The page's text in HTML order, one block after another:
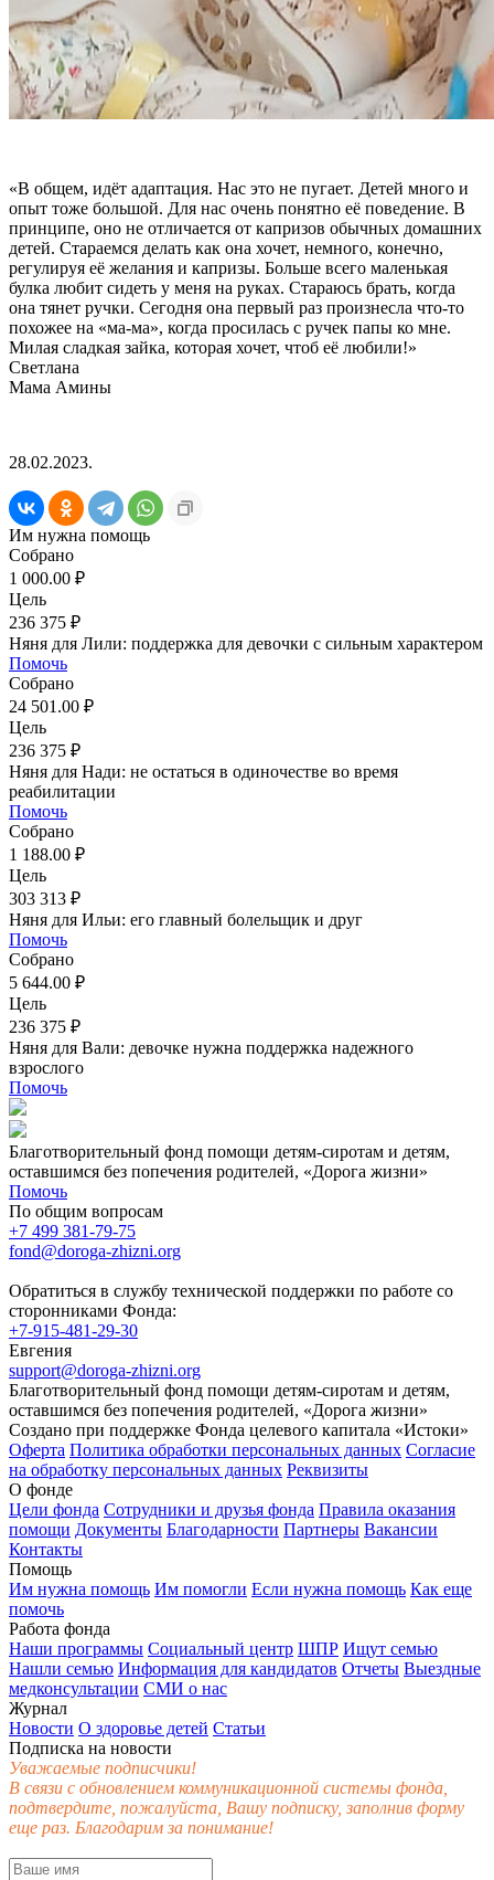
«В общем, идёт адаптация. Нас это не пугает. Детей много и
опыт тоже большой. Для нас очень понятно её поведение. В
принципе, оно не отличается от капризов обычных домашних
детей. Стараемся делать как она хочет, немного, конечно,
регулируя её желания и капризы. Больше всего маленькая
булка любит сидеть у меня на руках. Стараюсь брать, когда
она тянет ручки. Сегодня она первый раз произнесла что-то
похожее на «ма-ма», когда просилась с ручек папы ко мне.
Милая сладкая зайка, которая хочет, чтоб её любили!»
Светлана
Мама Амины
28.02.2023.
Им нужна помощь
Собрано
1 000.00 ₽
Цель
236 375 ₽
Няня для Лили: поддержка для девочки с сильным характером
Помочь
Собрано
24 501.00 ₽
Цель
236 375 ₽
Няня для Нади: не остаться в одиночестве во время
реабилитации
Помочь
Собрано
1 188.00 ₽
Цель
303 313 ₽
Няня для Ильи: его главный болельщик и друг
Помочь
Собрано
5 644.00 ₽
Цель
236 375 ₽
Няня для Вали: девочке нужна поддержка надежного
взрослого
Помочь
Благотворительный фонд помощи детям-сиротам и детям,
оставшимся без попечения родителей, «Дорога жизни»
Помочь
По общим вопросам
+7 499 381-79-75
fond@doroga-zhizni.org
Обратиться в службу технической поддержки по работе со
сторонниками Фонда:
+7-915-481-29-30
Евгения
support@doroga-zhizni.org
Благотворительный фонд помощи детям-сиротам и детям,
оставшимся без попечения родителей, «Дорога жизни»
Создано при поддержке Фонда целевого капитала «Истоки»
Оферта Политика обработки персональных данных Согласие
на обработку персональных данных Реквизиты
О фонде
Цели фонда Сотрудники и друзья фонда Правила оказания
помощи Документы Благодарности Партнеры Вакансии
Контакты
Помощь
Им нужна помощь Им помогли Если нужна помощь Как еще
помочь
Работа фонда
Наши программы Социальный центр ШПР Ищут семью
Нашли семью Информация для кандидатов Отчеты Выездные
медконсультации СМИ о нас
Журнал
Новости О здоровье детей Статьи
Подписка на новости
Уважаемые подписчики!
В связи с обновлением коммуникационной системы фонда,
подтвердите, пожалуйста, Вашу подписку, заполнив форму
еще раз. Благодарим за понимание!